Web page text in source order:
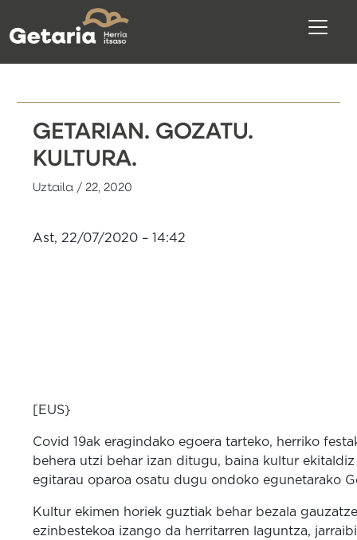
GETARIAN. GOZATU.
KULTURA.
Uztaila / 22, 2020
Ast, 22/07/2020 – 14:42
[EUS}
Covid 19ak eragindako egoera tarteko, herriko
behera utzi behar izan ditugu, baina kultur
egitarau oparoa osatu dugu ondoko egunetarako
Kultur ekimen horiek guztiak behar bezala
ezinbestekoa izango da herritarren laguntza,